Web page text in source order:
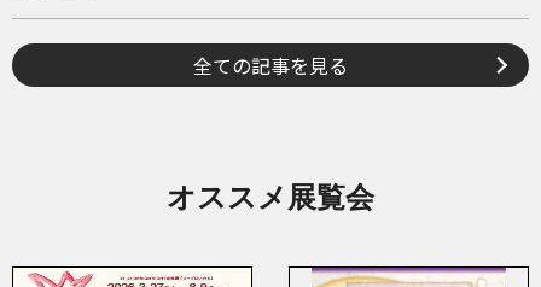
全ての記事を見る
オススメ展覧会